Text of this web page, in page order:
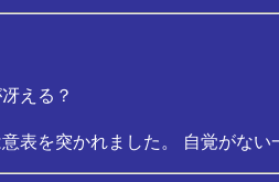
える？
表を突かれました。 自覚がない